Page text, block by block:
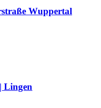
Wuppertal
Lingen